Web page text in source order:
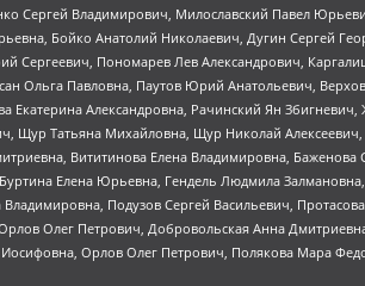
Сергей Владимирович, Милославский Павел
Бойко Анатолий Николаевич, Дугин Сергей
Пономарев Лев Александрович,
Ольга Павловна, Паутов Юрий Анатольевич,
Александровна, Рачинский Ян
Щур Татьяна Михайловна, Щур Николай
Вититинова Елена Владимировна,
Елена Юрьевна, Гендель Людмила
Подузов Сергей Васильевич,
Олег Петрович, Добровольская Анна
Орлов Олег Петрович, Полякова Мара